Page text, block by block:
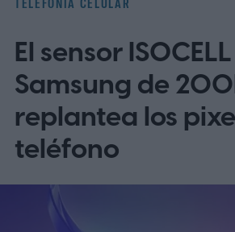
el OnePlus 15 y el OnePlus
omite EE. UU. y Europa por
El sensor
Samsung de
replantea los
teléfono